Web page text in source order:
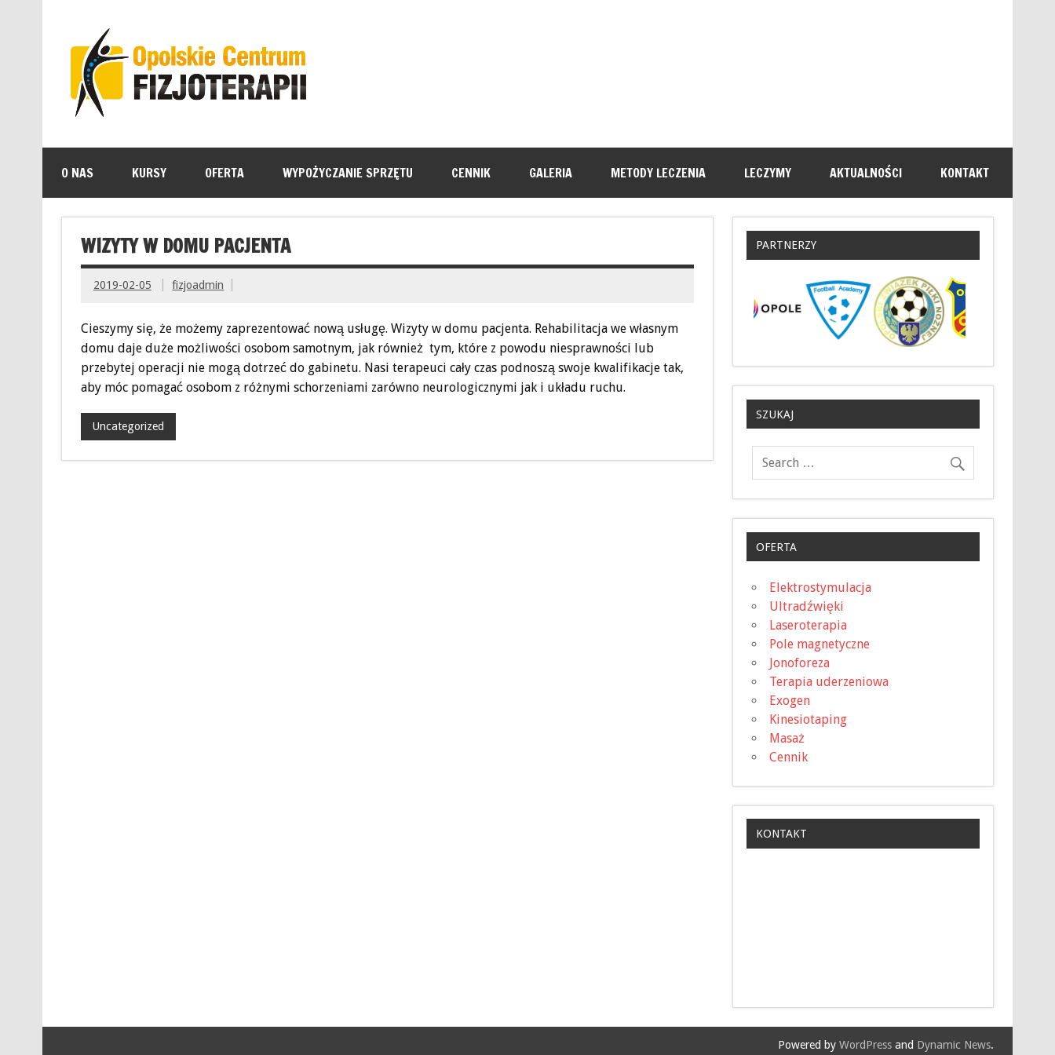
O NAS KURSY OFERTA WYPOŻYCZANIE SPRZĘTU CENNIK GALERIA METODY LECZENIA LECZYMY AKTUALNOŚCI KONTAKT
WIZYTY W DOMU PACJENTA
2019-02-05 fizjoadmin
Cieszymy się, że możemy zaprezentować nową usługę. Wizyty w domu pacjenta. Rehabilitacja we własnym
domu daje duże możliwości osobom samotnym, jak również tym, które z powodu niesprawności lub
przebytej operacji nie mogą dotrzeć do gabinetu. Nasi terapeuci cały czas podnoszą swoje kwalifikacje tak,
aby móc pomagać osobom z różnymi schorzeniami zarówno neurologicznymi jak i układu ruchu.
Uncategorized
PARTNERZY
SZUKAJ
OFERTA
Elektrostymulacja
Ultradźwięki
Laseroterapia
Pole magnetyczne
Jonoforeza
Terapia uderzeniowa
Exogen
Kinesiotaping
Masaż
Cennik
KONTAKT
Powered byWordPress and Dynamic News.